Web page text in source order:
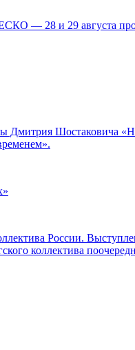
— 28 и 29 августа
Дмитрия Шостаковича
России.
коллектива